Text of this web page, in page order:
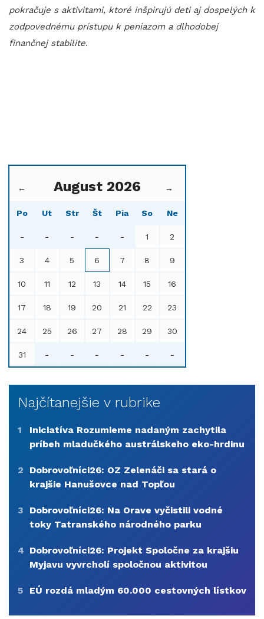
pokračuje s aktivitami, ktoré inšpirujú deti aj dospelých k
zodpovednému prístupu k peniazom a dlhodobej
finančnej stabilite.
← August 2026 →
Po Ut Str Št Pia So Ne
- - - - - 1 2
3 4 5 6 7 8 9
10 11 12 13 14 15 16
17 18 19 20 21 22 23
24 25 26 27 28 29 30
31 - - - - - -
Najčítanejšie v rubrike
1
Iniciatíva Rozumieme nadaným zachytila
príbeh mladučkého austrálskeho eko-hrdinu
2
Dobrovoľníci26: OZ Zelenáči sa stará o
krajšie Hanušovce nad Topľou
3
Dobrovoľníci26: Na Orave vyčistili vodné
toky Tatranského národného parku
4 Dobrovoľníci26: Projekt Spoločne za krajšiu
Myjavu vyvrcholí spoločnou aktivitou
5 EÚ rozdá mladým 60.000 cestovných lístkov